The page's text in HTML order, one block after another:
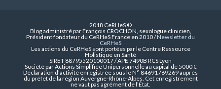
2018 CeRHeS ©
Blog administré par François CROCHON, sexologue clinicien,
Président fondateur du CeRHeS France en 2010 /Newsletter du
CeRHeS
Les actions du CeRHeS sont portées par le Centre Ressource
Holistique en Santé
SIRET 88795520100017 / APE 7490B RCS Lyon
Société par Actions Simplifiée Unipersonnelle au capital de 5000 €
Déclaration d’activité enregistrée sous le N° 84691769269 auprès
du préfet de la région Auvergne-Rhône-Alpes. Cet enregistrement
ne vaut pas agrément de l’État.